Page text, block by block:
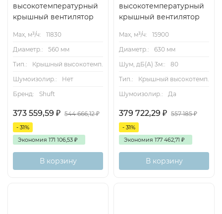
высокотемпературный
крышный вентилятор
Max, м³/ч:
11830
Диаметр.:
560 мм
Тип.:
Крышный высокотемп.
Шумоизолир.:
Нет
Бренд:
Shuft
373 559,59 ₽ 544 666,12₽
- 31%
Экономия 171 106,53 ₽
В корзину
высокотемпературный
крышный вентилятор
Max, м³/ч:
15900
Диаметр.:
630 мм
Шум, дБ(А) 3м::
80
Тип.:
Крышный высокотемп.
Шумоизолир.:
Да
379 722,29 ₽ 557 185₽
- 31%
Экономия 177 462,71 ₽
В корзину